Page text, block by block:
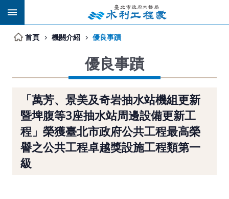
跳到主要內容區塊
首頁 機關介紹 優良事蹟
優良事蹟
「萬芳、景美及奇岩抽水站機組更新
暨埤腹等3座抽水站周邊設備更新工
程」榮獲臺北市政府公共工程最高榮
譽之公共工程卓越獎設施工程類第一
級